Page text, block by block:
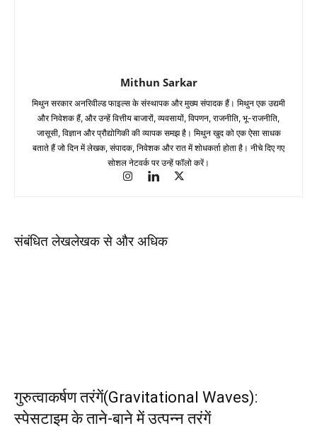
Mithun Sarkar
मिथुन सरकार अनरिवील्ड फाइल्स के संस्थापक और मुख्य संपादक हैं। मिथुन एक उद्यमी
और निवेशक हैं, और उन्हें वित्तीय बाजारों, व्यवसायों, विपणन, राजनीति, भू-राजनीति,
जासूसी, विज्ञान और प्रौद्योगिकी की व्यापक समझ है। मिथुन खुद को एक ऐसा साधक
बताते हैं जो दिन में लेखक, संपादक, निवेशक और रात में शोधकर्ता होता है। नीचे दिए गए
सोशल नेटवर्क पर उन्हें फॉलो करें।
संबंधित लेखलेखक से और अधिक
गुरुत्वाकर्षण तरंगें(Gravitational Waves):
स्पेसटाइम के ताने-बाने में उत्पन्न तरंगें